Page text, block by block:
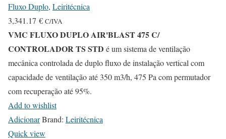
Fluxo Duplo, Leiritécnica
3,341.17 € C/IVA
VMC FLUXO DUPLO AIR'BLAST 475 C/
CONTROLADOR TS STD é um sistema de ventilação
mecânica controlada de duplo fluxo de instalação vertical com
capacidade de ventilação até 350 m3/h, 475 Pa com permutador
com recuperação até 95%.
Add to wishlist
AdicionarBrand: Leiritécnica
Quick view